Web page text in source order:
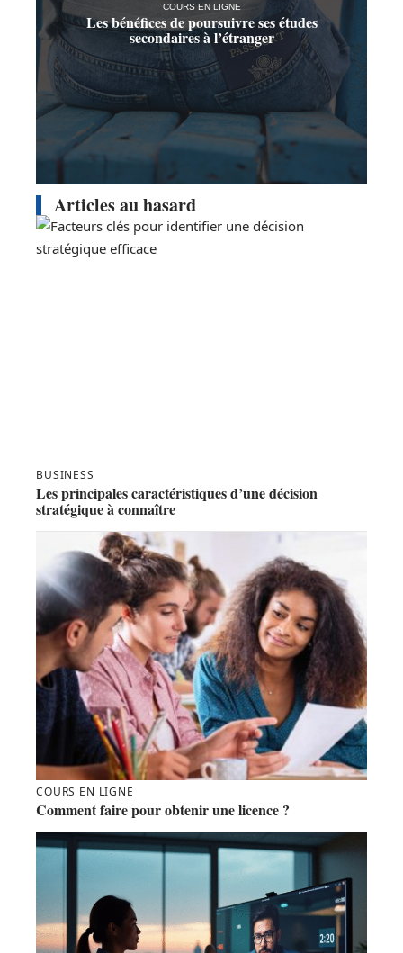
COURS EN LIGNE
Les bénéfices de poursuivre ses études
secondaires à l’étranger
Articles au hasard
BUSINESS
Les principales caractéristiques d’une décision
stratégique à connaître
COURS EN LIGNE
Comment faire pour obtenir une licence ?